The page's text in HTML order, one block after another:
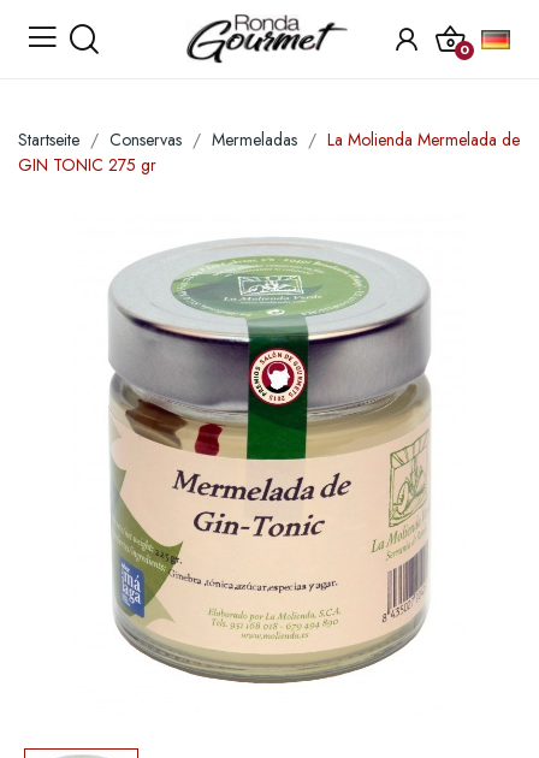
0
Startseite Conservas Mermeladas
La Molienda Mermelada de
GIN TONIC 275 gr